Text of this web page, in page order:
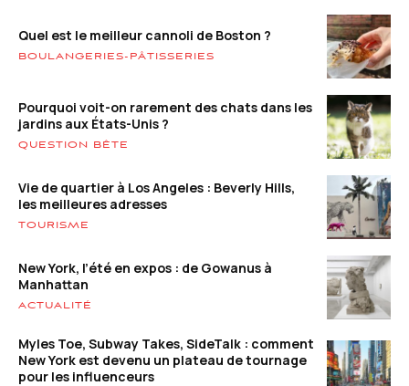
Quel est le meilleur cannoli de Boston ?
BOULANGERIES-PÂTISSERIES
Pourquoi voit-on rarement des chats dans les
jardins aux États-Unis ?
QUESTION BÊTE
Vie de quartier à Los Angeles : Beverly Hills,
les meilleures adresses
TOURISME
New York, l’été en expos : de Gowanus à
Manhattan
ACTUALITÉ
Myles Toe, Subway Takes, SideTalk : comment
New York est devenu un plateau de tournage
pour les influenceurs